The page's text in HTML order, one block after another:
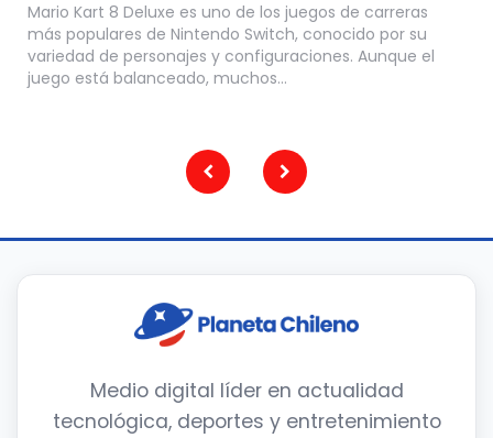
Mario Kart 8 Deluxe es uno de los juegos de carreras
más populares de Nintendo Switch, conocido por su
variedad de personajes y configuraciones. Aunque el
juego está balanceado, muchos…
Medio digital líder en actualidad
tecnológica, deportes y entretenimiento